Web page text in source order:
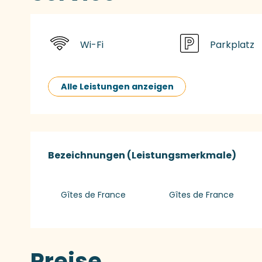
Wi-Fi Parkplatz
Alle Leistungen anzeigen
Bezeichnungen (Leistungsmerkmale)
Bezeichnungen (Leistungsmerkmale)
Gîtes de France Gîtes de France